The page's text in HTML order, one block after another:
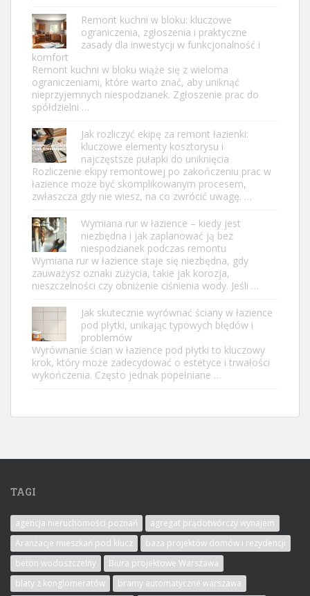
Remont kuchni w bloku: kluczowe
ograniczenia, zgłoszenia i praktyczne
zasady dla inwestycji w funkcjonalność i
komfort
Remont kuchni w bloku wiąże się z wieloma
ograniczeniami, które warto znać, aby uniknąć
nieprzyjemnych niespodzianek. Zgłoszenie prac do
spółdzielni …
Jak rozliczyć ekipę za remont łazienki:
kluczowe elementy kosztorysu i
najczęstsze pułapki do uniknięcia
Rozliczenie ekipy remontowej po zakończeniu prac w
łazience może być skomplikowanym procesem,
zwłaszcza gdy nie wiesz, na co zwrócić uwagę. …
Wymiana rur w łazience – kiedy jest
niezbędna i jak zaplanować ją bez
niespodzianek podczas remontu
Wymiana rur w łazience staje się niezbędna, gdy
zauważysz oznaki zużycia, takie jak korozja,
nieszczelności czy obniżenie ciśnienia wody. Jeśli …
Jak skutecznie wyrównać ściany w łazience
pod płytki, unikając typowych błędów i
problemów
Wyrównanie ścian w łazience pod płytki to kluczowy
krok, który może zadecydować o estetyce i trwałości
wykończenia. Często jednak popełniane …
TAGI
agencja nieruchomości poznań
agregat prądotwórczy wynajem
Aranżacje mieszkań pod klucz
baza projektów domów i rezydencji
beton wodoszczelny
Biura projektowe Warszawa
blaty z konglomeratów
bramy automatyczne warszawa